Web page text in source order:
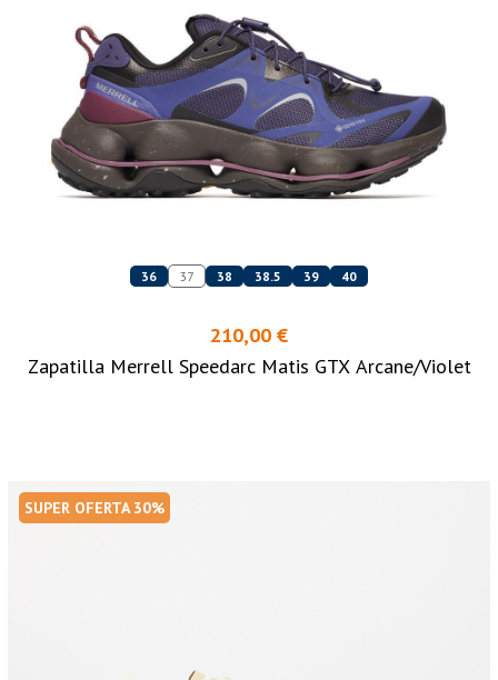
36 37 38 38.5 39 40
210,00 €
Zapatilla Merrell Speedarc Matis GTX Arcane/Violet
SUPER OFERTA 30%